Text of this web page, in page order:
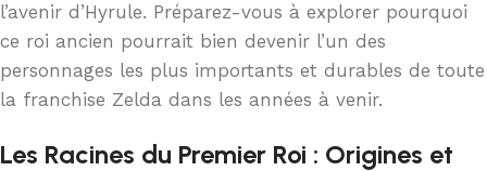
l’avenir d’Hyrule. Préparez-vous à explorer pourquoi
ce roi ancien pourrait bien devenir l’un des
personnages les plus importants et durables de toute
la franchise Zelda dans les années à venir.
Les Racines du Premier Roi : Origines et